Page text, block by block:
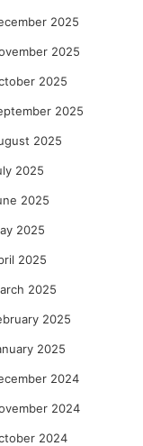
2025
2025
2025
2025
2025
2025
2025
2025
2025
2025
2025
2025
2024
2024
2024